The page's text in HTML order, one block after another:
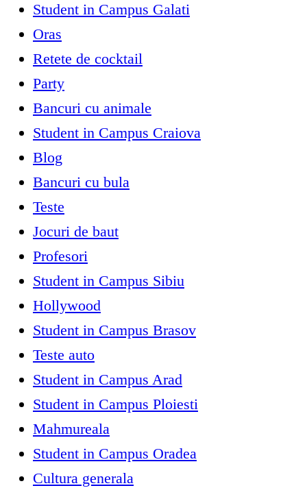
Student in Campus Galati
Oras
Retete de cocktail
Party
Bancuri cu animale
Student in Campus Craiova
Blog
Bancuri cu bula
Teste
Jocuri de baut
Profesori
Student in Campus Sibiu
Hollywood
Student in Campus Brasov
Teste auto
Student in Campus Arad
Student in Campus Ploiesti
Mahmureala
Student in Campus Oradea
Cultura generala